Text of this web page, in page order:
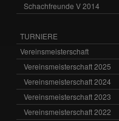
Schachfreunde V 2014
TURNIERE
Vereinsmeisterschaft
Vereinsmeisterschaft 2025
Vereinsmeisterschaft 2024
Vereinsmeisterschaft 2023
Vereinsmeisterschaft 2022